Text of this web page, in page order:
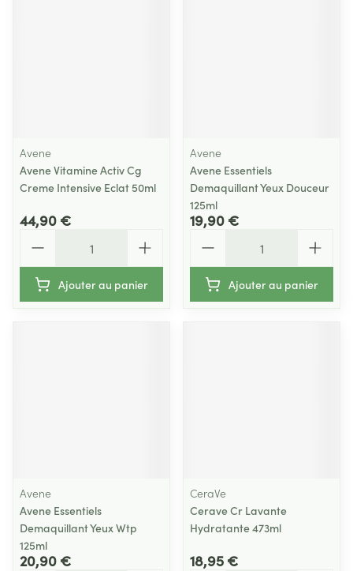
Avene
Avene Vitamine Activ Cg
Creme Intensive Eclat 50ml
44,90 €
Ajouter au panier
Avene
Avene Essentiels
Demaquillant Yeux Douceur
125ml
19,90 €
Ajouter au panier
Avene
Avene Essentiels
Demaquillant Yeux Wtp
125ml
20,90 €
CeraVe
Cerave Cr Lavante
Hydratante 473ml
18,95 €